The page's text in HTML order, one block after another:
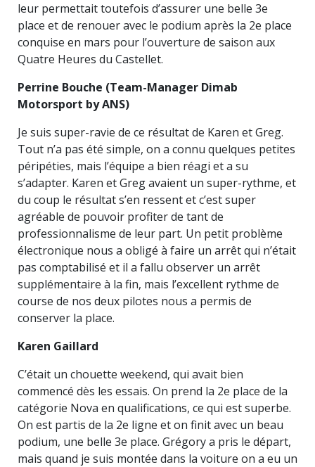
leur permettait toutefois d’assurer une belle 3e
place et de renouer avec le podium après la 2e place
conquise en mars pour l’ouverture de saison aux
Quatre Heures du Castellet.
Perrine Bouche (Team-Manager Dimab
Motorsport by ANS)
Je suis super-ravie de ce résultat de Karen et Greg.
Tout n’a pas été simple, on a connu quelques petites
péripéties, mais l’équipe a bien réagi et a su
s’adapter. Karen et Greg avaient un super-rythme, et
du coup le résultat s’en ressent et c’est super
agréable de pouvoir profiter de tant de
professionnalisme de leur part. Un petit problème
électronique nous a obligé à faire un arrêt qui n’était
pas comptabilisé et il a fallu observer un arrêt
supplémentaire à la fin, mais l’excellent rythme de
course de nos deux pilotes nous a permis de
conserver la place.
Karen Gaillard
C’était un chouette weekend, qui avait bien
commencé dès les essais. On prend la 2e place de la
catégorie Nova en qualifications, ce qui est superbe.
On est partis de la 2e ligne et on finit avec un beau
podium, une belle 3e place. Grégory a pris le départ,
mais quand je suis montée dans la voiture on a eu un